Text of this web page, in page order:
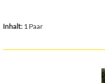
Inhalt: 1 Paar